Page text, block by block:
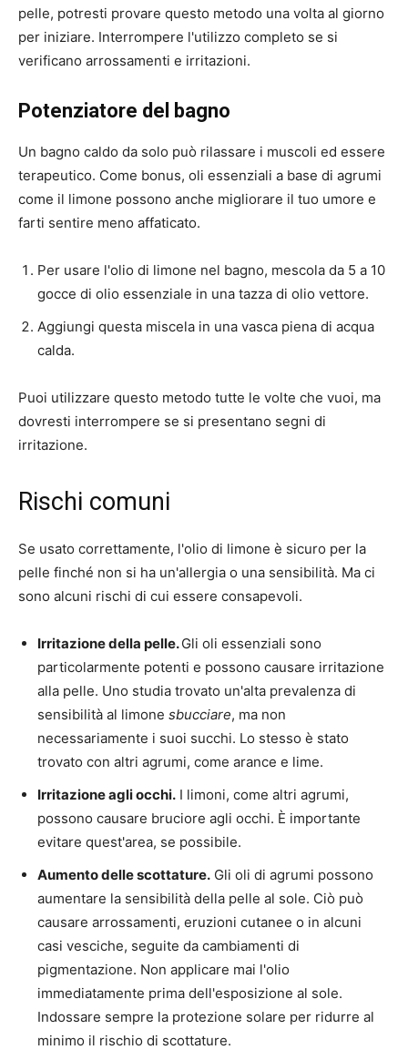
pelle, potresti provare questo metodo una volta al giorno
per iniziare. Interrompere l'utilizzo completo se si
verificano arrossamenti e irritazioni.
Potenziatore del bagno
Un bagno caldo da solo può rilassare i muscoli ed essere
terapeutico. Come bonus, oli essenziali a base di agrumi
come il limone possono anche migliorare il tuo umore e
farti sentire meno affaticato.
Per usare l'olio di limone nel bagno, mescola da 5 a 10
gocce di olio essenziale in una tazza di olio vettore.
Aggiungi questa miscela in una vasca piena di acqua
calda.
Puoi utilizzare questo metodo tutte le volte che vuoi, ma
dovresti interrompere se si presentano segni di
irritazione.
Rischi comuni
Se usato correttamente, l'olio di limone è sicuro per la
pelle finché non si ha un'allergia o una sensibilità. Ma ci
sono alcuni rischi di cui essere consapevoli.
Irritazione della pelle.Gli oli essenziali sono
particolarmente potenti e possono causare irritazione
alla pelle. Uno studia trovato un'alta prevalenza di
sensibilità al limone sbucciare, ma non
necessariamente i suoi succhi. Lo stesso è stato
trovato con altri agrumi, come arance e lime.
Irritazione agli occhi. I limoni, come altri agrumi,
possono causare bruciore agli occhi. È importante
evitare quest'area, se possibile.
Aumento delle scottature. Gli oli di agrumi possono
aumentare la sensibilità della pelle al sole. Ciò può
causare arrossamenti, eruzioni cutanee o in alcuni
casi vesciche, seguite da cambiamenti di
pigmentazione. Non applicare mai l'olio
immediatamente prima dell'esposizione al sole.
Indossare sempre la protezione solare per ridurre al
minimo il rischio di scottature.